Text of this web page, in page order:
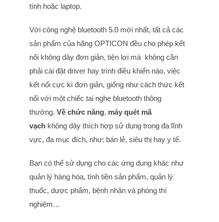
tính hoặc laptop.
Với công nghệ bluetooth 5.0 mới nhất, tất cả các
sản phẩm của hãng OPTICON đều cho phép kết
nối không dây đơn giản, tiện lợi mà không cần
phải cài đặt driver hay trình điều khiển nào, việc
kết nối cực kì đơn giản, giống như cách thức kết
nối với một chiếc tai nghe bluetooth thông
thường. Về chức năng, máy quét mã
vạchkhông dây thích hợp sử dụng trong đa lĩnh
vực, đa mục đích, như: bán lẻ, siêu thị hay y tế.
Bạn có thể sử dụng cho các ứng dụng khác như
quản lý hàng hóa, tính tiền sản phẩm, quản lý
thuốc, dược phẩm, bệnh nhân và phòng thí
nghiệm…